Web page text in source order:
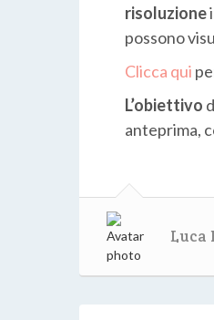
risoluzione
possono
Clicca qui
L’obiettivo
anteprima,
Luca